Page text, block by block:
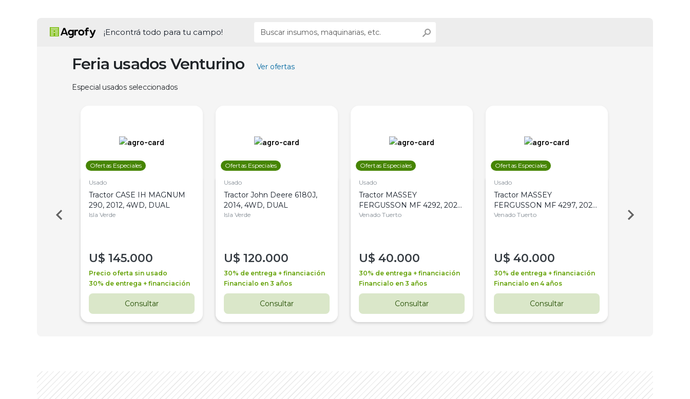
¡Encontrá todo para tu campo!
Feria usados Venturino Ver ofertas
Especial usados seleccionados
Ofertas Especiales
Usado
Tractor CASE IH MAGNUM
290, 2012, 4WD, DUAL
Isla Verde
U$ 145.000
Precio oferta sin usado
30% de entrega + financiación
Consultar
Ofertas Especiales
Usado
Tractor John Deere 6180J,
2014, 4WD, DUAL
Isla Verde
U$ 120.000
30% de entrega + financiación
Financialo en 3 años
Consultar
Ofertas Especiales
Usado
Tractor MASSEY
FERGUSSON MF 4292, 2020,
4WD, PATON
Venado Tuerto
U$ 40.000
30% de entrega + financiación
Financialo en 3 años
Consultar
Ofertas Especiales
Usado
Tractor MASSEY
FERGUSSON MF 4297, 2020,
4WD, PATON
Venado Tuerto
U$ 40.000
30% de entrega + financiación
Financialo en 4 años
Consultar
Venado Tuerto